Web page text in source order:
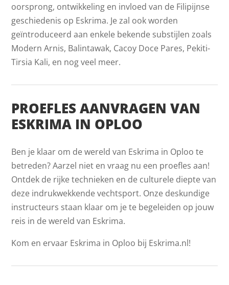
oorsprong, ontwikkeling en invloed van de Filipijnse
geschiedenis op Eskrima. Je zal ook worden
geïntroduceerd aan enkele bekende substijlen zoals
Modern Arnis, Balintawak, Cacoy Doce Pares, Pekiti-
Tirsia Kali, en nog veel meer.
PROEFLES AANVRAGEN VAN
ESKRIMA IN OPLOO
Ben je klaar om de wereld van Eskrima in Oploo te
betreden? Aarzel niet en vraag nu een proefles aan!
Ontdek de rijke technieken en de culturele diepte van
deze indrukwekkende vechtsport. Onze deskundige
instructeurs staan klaar om je te begeleiden op jouw
reis in de wereld van Eskrima.
Kom en ervaar Eskrima in Oploo bij Eskrima.nl!